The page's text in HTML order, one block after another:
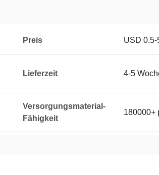
Preis USD 0.5-
Lieferzeit 4-5
Versorgungsmaterial-
Fähigkeit
180000+